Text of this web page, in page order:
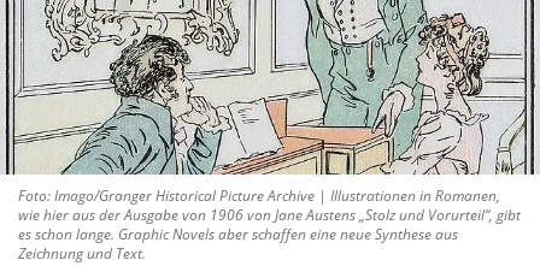
Foto: Imago/Granger Historical Picture Archive | Illustrationen in Romanen,
wie hier aus der Ausgabe von 1906 von Jane Austens „Stolz und Vorurteil“, gibt
es schon lange. Graphic Novels aber schaffen eine neue Synthese aus
Zeichnung und Text.